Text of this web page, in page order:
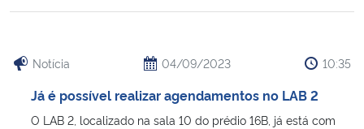
Secretaria-Geral
Secretaria de Governo
Gabinete de Segurança Institucional
Notícia 04/09/2023 10:35
Já é possível realizar agendamentos no LAB 2
O LAB 2, localizado na sala 10 do prédio 16B, já está com